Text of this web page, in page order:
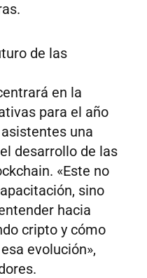
de las
en la
para el año
una
desarrollo de las
«Este no
sino
hacia
cripto y cómo
evolución»,